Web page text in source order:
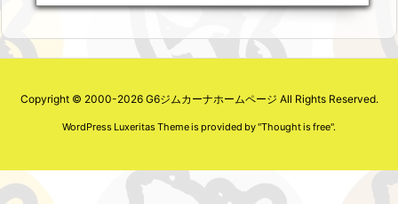
Copyright © 2000-2026 G6ジムカーナホームページ All Rights Reserved.
WordPress Luxeritas Theme is provided by "Thought is free".